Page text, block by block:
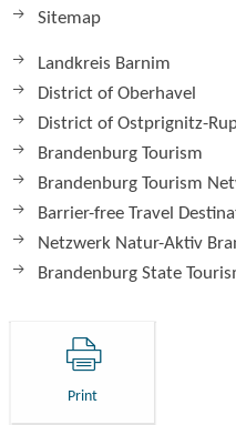
Sitemap
Landkreis Barnim
District of Oberhavel
District of Ostprignitz-
Brandenburg Tourism
Brandenburg Tourism
Barrier-free Travel
Netzwerk Natur-Aktiv
Brandenburg State
Print